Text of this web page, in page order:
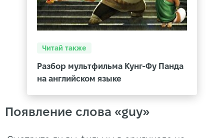
Читай также
Разбор мультфильма Кунг-Фу Панда
на английском языке
Появление слова «guy»